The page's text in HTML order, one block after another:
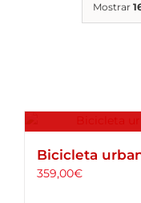
Mostrar
Bicicleta
359,00€